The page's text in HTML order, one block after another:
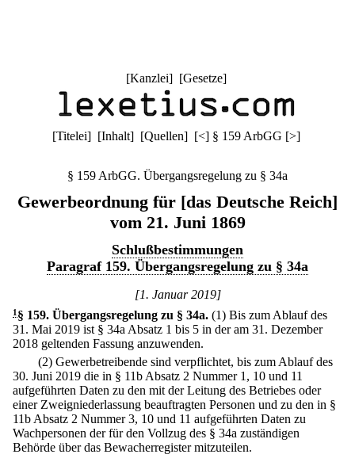
[Kanzlei] [Gesetze]
[Titelei] [Inhalt] [Quellen] [<] § 159 ArbGG [>]
§ 159 ArbGG. Übergangsregelung zu § 34a
Gewerbeordnung für [das Deutsche Reich]
vom 21. Juni 1869
Schlußbestimmungen
Paragraf 159. Übergangsregelung zu § 34a
[1. Januar 2019]
1 § 159. Übergangsregelung zu § 34a. (1) Bis zum Ablauf des
31. Mai 2019 ist § 34a Absatz 1 bis 5 in der am 31. Dezember
2018 geltenden Fassung anzuwenden.
(2) Gewerbetreibende sind verpflichtet, bis zum Ablauf des
30. Juni 2019 die in § 11b Absatz 2 Nummer 1, 10 und 11
aufgeführten Daten zu den mit der Leitung des Betriebes oder
einer Zweigniederlassung beauftragten Personen und zu den in §
11b Absatz 2 Nummer 3, 10 und 11 aufgeführten Daten zu
Wachpersonen der für den Vollzug des § 34a zuständigen
Behörde über das Bewacherregister mitzuteilen.